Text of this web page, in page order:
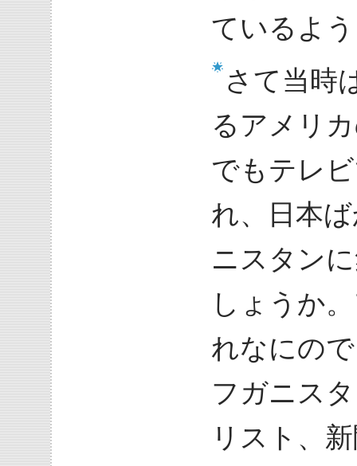
ているよ
さて当時
るアメリ
でもテレ
れ、日本
ニスタン
しょうか
れなにの
フガニス
リスト、